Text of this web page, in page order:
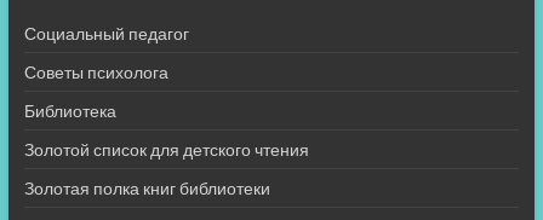
Социальный педагог
Советы психолога
Библиотека
Золотой список для детского чтения
Золотая полка книг библиотеки